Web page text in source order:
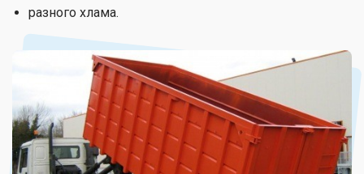
разного хлама.